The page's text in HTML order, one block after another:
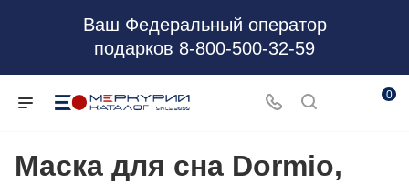
Ваш Федеральный оператор
подарков 8-800-500-32-59
0
Маска для сна Dormio,